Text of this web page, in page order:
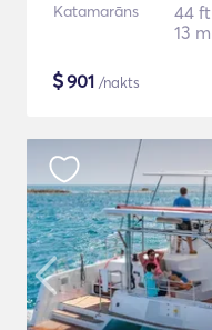
Katamarāns
44 ft
13 m
$901 /nakts